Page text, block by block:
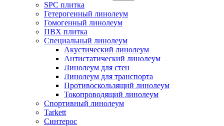
SPC плитка
Гетерогенный линолеум
Гомогенный линолеум
ПВХ плитка
Специальный линолеум
Акустический линолеум
Антистатический линолеум
Линолеум для стен
Линолеум для транспорта
Противоскользящий линолеум
Токопроводящий линолеум
Спортивный линолеум
Tarkett
Синтерос